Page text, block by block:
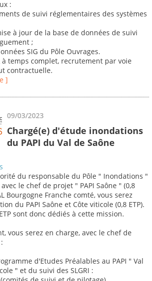
:
de suivi réglementaires des systèmes
à jour de la base de données de suivi
;
SIG du Pôle Ouvrages.
à temps complet, recrutement par voie
contractuelle.
]
09/03/2023
Chargé(e) d'étude inondations
du PAPI du Val de Saône
du responsable du Pôle " Inondations "
le chef de projet " PAPI Saône " (0,8
Bourgogne Franche comté, vous serez
du PAPI Saône et Côte viticole (0,8 ETP).
sont donc dédiés à cette mission.
vous serez en charge, avec le chef de
d'Etudes Préalables au PAPI " Val
" et du suivi des SLGRI :